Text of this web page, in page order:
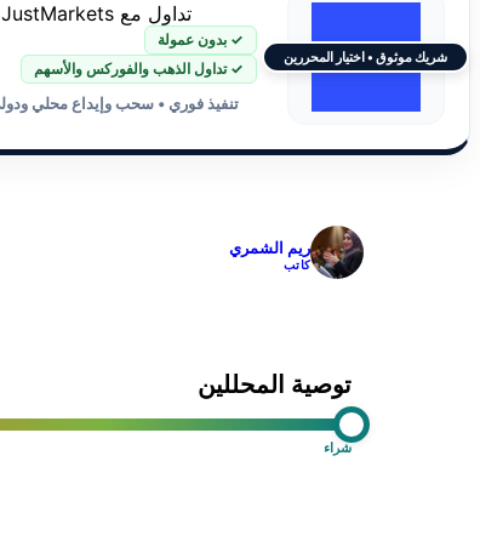
شريك موثوق • اختيار المحررين
تداول مع JustMarkets
✓ بدون عمولة
✓ تداول الذهب والفوركس والأسهم
تنفيذ فوري • سحب وإيداع محلي
ريم الشمري
كاتب
توصية المحللين
شراء